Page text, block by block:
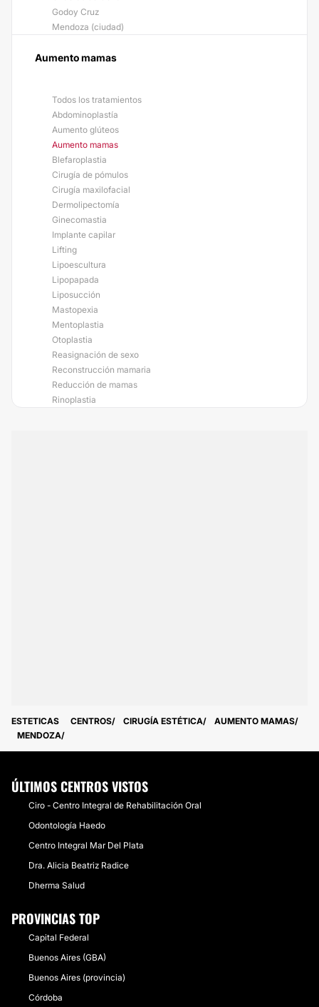
Godoy Cruz
Mendoza (ciudad)
Aumento mamas
Todos los tratamientos
Abdominoplastía
Aumento glúteos
Aumento mamas
Blefaroplastia
Cirugía de pómulos
Cirugía maxilofacial
Dermolipectomía
Ginecomastia
Implante capilar
Lifting
Lipoescultura
Lipopapada
Liposucción
Mastopexia
Mentoplastia
Otoplastia
Reasignación de sexo
Reconstrucción mamaria
Reducción de mamas
Rinoplastia
ESTETICAS CENTROS CIRUGÍA ESTÉTICA
AUMENTO MAMAS
MENDOZA
ÚLTIMOS CENTROS VISTOS
Ciro - Centro Integral de Rehabilitación Oral
Odontología Haedo
Centro Integral Mar Del Plata
Dra. Alicia Beatriz Radice
Dherma Salud
PROVINCIAS TOP
Capital Federal
Buenos Aires (GBA)
Buenos Aires (provincia)
Córdoba